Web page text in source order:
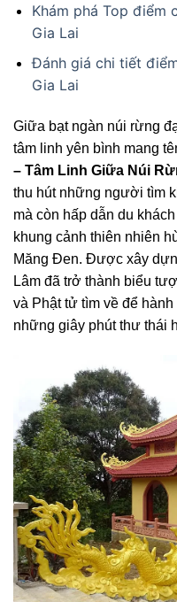
Khám phá Top điểm
Gia Lai
Đánh giá chi tiết
Gia Lai
Giữa bạt ngàn núi rừng
tâm linh yên bình mang
– Tâm Linh Giữa Núi
thu hút những người tìm
mà còn hấp dẫn du
khung cảnh thiên nhiên
Măng Đen. Được xây
Lâm đã trở thành biểu
và Phật tử tìm về để
những giây phút thư thái